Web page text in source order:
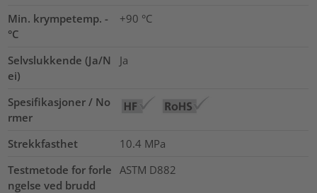
Min. krympetemp. -
°C
+90 °C
Selvslukkende (Ja/N
ei)
Ja
Spesifikasjoner / No
rmer
Strekkfasthet
10.4 MPa
Testmetode for forle
ngelse ved brudd
ASTM D882